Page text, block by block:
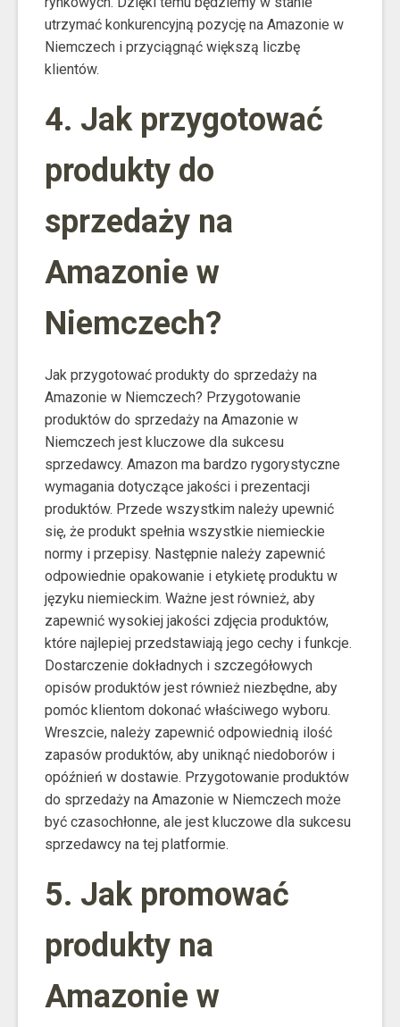
utrzymać konkurencyjną pozycję na Amazonie w
Niemczech i przyciągnąć większą liczbę
klientów.
4. Jak przygotować
produkty do
sprzedaży na
Amazonie w
Niemczech?
Jak przygotować produkty do sprzedaży na
Amazonie w Niemczech? Przygotowanie
produktów do sprzedaży na Amazonie w
Niemczech jest kluczowe dla sukcesu
sprzedawcy. Amazon ma bardzo rygorystyczne
wymagania dotyczące jakości i prezentacji
produktów. Przede wszystkim należy upewnić
się, że produkt spełnia wszystkie niemieckie
normy i przepisy. Następnie należy zapewnić
odpowiednie opakowanie i etykietę produktu w
języku niemieckim. Ważne jest również, aby
zapewnić wysokiej jakości zdjęcia produktów,
które najlepiej przedstawiają jego cechy i funkcje.
Dostarczenie dokładnych i szczegółowych
opisów produktów jest również niezbędne, aby
pomóc klientom dokonać właściwego wyboru.
Wreszcie, należy zapewnić odpowiednią ilość
zapasów produktów, aby uniknąć niedoborów i
opóźnień w dostawie. Przygotowanie produktów
do sprzedaży na Amazonie w Niemczech może
być czasochłonne, ale jest kluczowe dla sukcesu
sprzedawcy na tej platformie.
5. Jak promować
produkty na
Amazonie w